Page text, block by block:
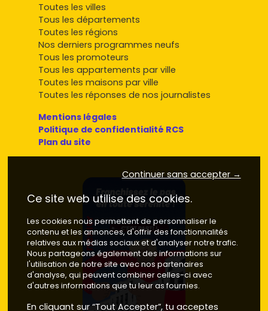
Toutes les villes
Tous les départements
Toutes les régions
Nos derniers programmes neufs
Tous les promoteurs
Tous les appartements par ville
Toutes les maisons par ville
Toutes les réponses de nos journalistes
Mentions légales
Politique de confidentialité RCS
Plan du site
Continuer sans accepter →
Ce site web utilise des cookies.
Les cookies nous permettent de personnaliser le
contenu et les annonces, d'offrir des fonctionnalités
relatives aux médias sociaux et d'analyser notre trafic.
Nous partageons également des informations sur
l'utilisation de notre site avec nos partenaires
d'analyse, qui peuvent combiner celles-ci avec
d'autres informations que tu leur as fournies.
En cliquant sur “Tout Accepter”, tu acceptes